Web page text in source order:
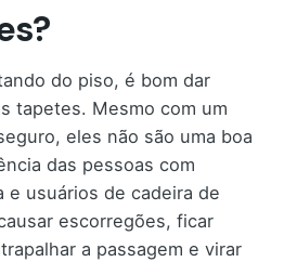
do piso, é bom dar
tapetes. Mesmo com um
eles não são uma boa
das pessoas com
e usuários de cadeira de
escorregões, ficar
a passagem e virar